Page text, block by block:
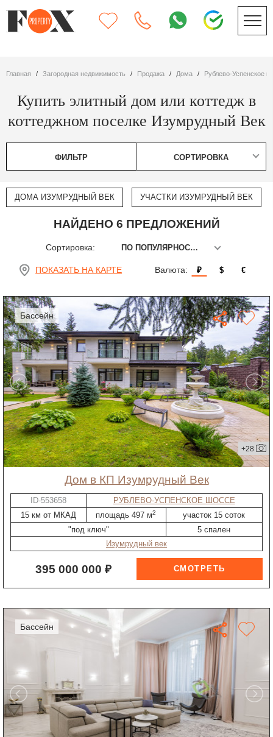
Главная Загородная недвижимость Продажа дома Рублево-Успенское
Купить элитный дом или коттедж в
коттеджном поселке Изумрудный Век
ФИЛЬТР СОРТИРОВКА
ДОМА ИЗУМРУДНЫЙ ВЕК УЧАСТКИ ИЗУМРУДНЫЙ ВЕК
НАЙДЕНО 6 ПРЕДЛОЖЕНИЙ
Сортировка: ПО ПОПУЛЯРНОСТИ
ПОКАЗАТЬ НА КАРТЕ Валюта: ₽ $ €
бассейн
+28
дом в КП Изумрудный Век
ID-553658
РУБЛЕВО-УСПЕНСКОЕ ШОССЕ
15 км от МКАД
площадь 497 м2
участок 15 соток
"под ключ"
5 спален
Изумрудный век
395 000 000 ₽
бассейн